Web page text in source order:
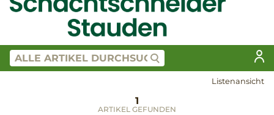
Listenansicht
1
ARTIKEL GEFUNDEN